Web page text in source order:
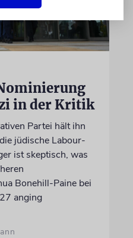
in der Kritik
Partei hält ihn
jüdische Labour-
ist skeptisch, was
Bonehill-Paine bei
anging